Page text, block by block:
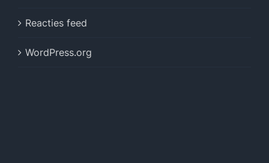
Reacties feed
WordPress.org